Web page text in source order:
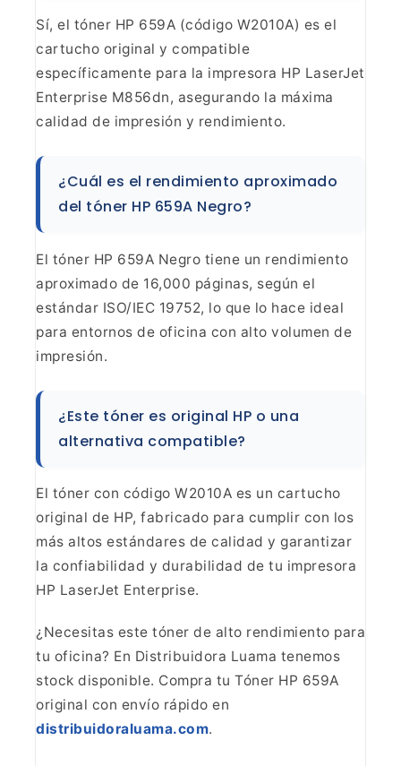
Sí, el tóner HP 659A (código W2010A) es el
cartucho original y compatible
específicamente para la impresora HP LaserJet
Enterprise M856dn, asegurando la máxima
calidad de impresión y rendimiento.
¿Cuál es el rendimiento aproximado
del tóner HP 659A Negro?
El tóner HP 659A Negro tiene un rendimiento
aproximado de 16,000 páginas, según el
estándar ISO/IEC 19752, lo que lo hace ideal
para entornos de oficina con alto volumen de
impresión.
¿Este tóner es original HP o una
alternativa compatible?
El tóner con código W2010A es un cartucho
original de HP, fabricado para cumplir con los
más altos estándares de calidad y garantizar
la confiabilidad y durabilidad de tu impresora
HP LaserJet Enterprise.
¿Necesitas este tóner de alto rendimiento para
tu oficina? En Distribuidora Luama tenemos
stock disponible. Compra tu Tóner HP 659A
original con envío rápido en
distribuidoraluama.com.